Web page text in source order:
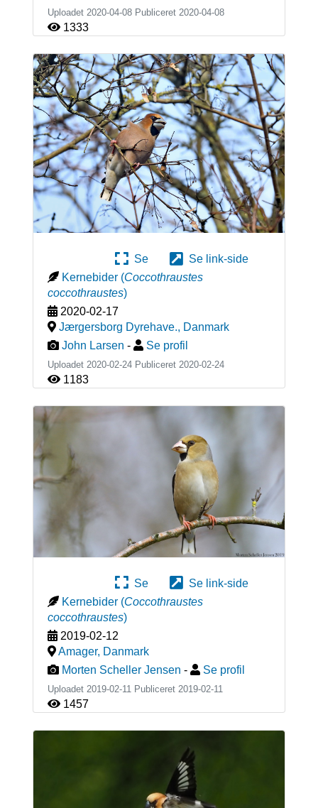
Uploadet 2020-04-08 Publiceret 2020-04-08
1333
Se
Se link-side
Kernebider (Coccothraustes
coccothraustes)
2020-02-17
Jærgersborg Dyrehave., Danmark
John Larsen - Se profil
Uploadet 2020-02-24 Publiceret 2020-02-24
1183
Se
Se link-side
Kernebider (Coccothraustes
coccothraustes)
2019-02-12
Amager, Danmark
Morten Scheller Jensen - Se profil
Uploadet 2019-02-11 Publiceret 2019-02-11
1457